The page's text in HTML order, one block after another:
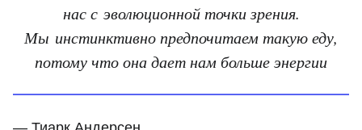
нас с эволюционной точки зрения.
Мы инстинктивно предпочитаем такую еду,
потому что она дает нам больше энергии